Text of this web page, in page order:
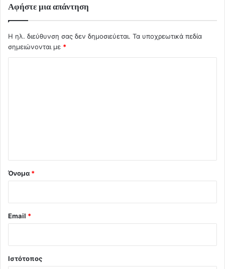
Αφήστε μια απάντηση
Η ηλ. διεύθυνση σας δεν δημοσιεύεται. Τα υποχρεωτικά πεδία
σημειώνονται με *
Όνομα *
Email *
Ιστότοπος